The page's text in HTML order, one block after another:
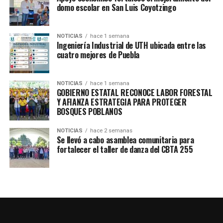
TEMAS RELACIONADOS DESPENSAS
SIGUE CON
Entregan apoyo Alimentario en Calpan: Fortalecen los
Primeros 1000 Días
NO TE PIERDAS
Más de 300 migrantes celebrarán el Carnaval de
Huejotzingo en Passaic, New Jersey
domo escolar en San Luis Coyotzingo
NOTICIAS hace 1 semana
Ingeniería Industrial de UTH ubicada entre las
cuatro mejores de Puebla
NOTICIAS hace 1 semana
GOBIERNO ESTATAL RECONOCE LABOR FORESTAL
Y AFIANZA ESTRATEGIA PARA PROTEGER
BOSQUES POBLANOS
NOTICIAS hace 2 semanas
Se llevó a cabo asamblea comunitaria para
fortalecer el taller de danza del CBTA 255